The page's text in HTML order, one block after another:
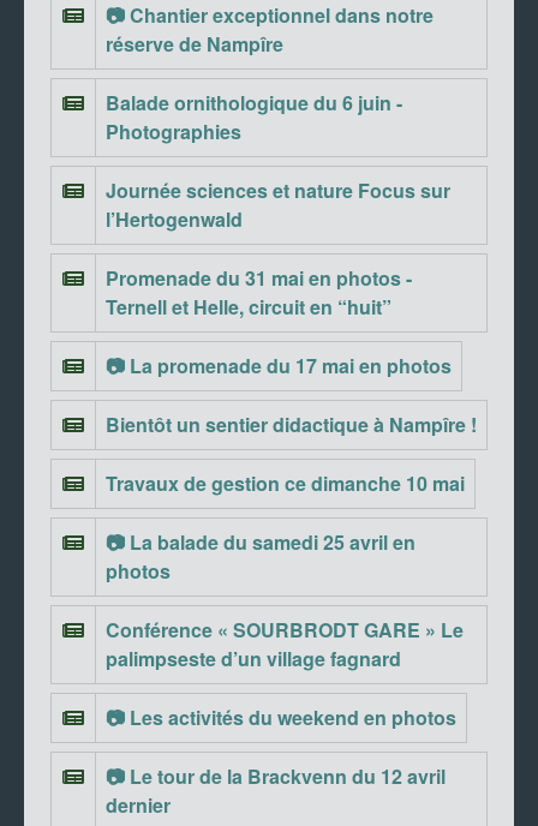
📷 Chantier exceptionnel dans notre
réserve de Nampîre
Balade ornithologique du 6 juin -
Photographies
Journée sciences et nature Focus sur
l’Hertogenwald
Promenade du 31 mai en photos -
Ternell et Helle, circuit en “huit”
📷 La promenade du 17 mai en photos
Bientôt un sentier didactique à Nampîre !
Travaux de gestion ce dimanche 10 mai
📷 La balade du samedi 25 avril en
photos
Conférence « SOURBRODT GARE » Le
palimpseste d’un village fagnard
📷 Les activités du weekend en photos
📷 Le tour de la Brackvenn du 12 avril
dernier